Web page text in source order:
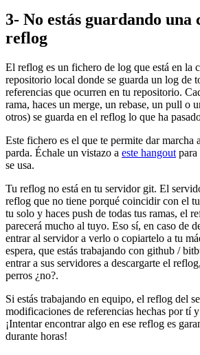
3- No estás guardando una
reflog
El reflog es un fichero de log que está en la
repositorio local donde se guarda un log de
referencias que ocurren en tu repositorio.
rama, haces un merge, un rebase, un pull o
otros) se guarda en el reflog lo que ha
Este fichero es el que te permite dar marcha
parda. Échale un vistazo a este hangout
se usa.
Tu reflog no está en tu servidor git. El
reflog que no tiene porqué coincidir con el
tu solo y haces push de todas tus ramas, el
parecerá mucho al tuyo. Eso sí, en caso de
entrar al servidor a verlo o copiartelo a tu
espera, que estás trabajando con github /
entrar a sus servidores a descargarte el
perros ¿no?.
Si estás trabajando en equipo, el reflog del
modificaciones de referencias hechas por tí
¡Intentar encontrar algo en ese reflog es
durante horas!